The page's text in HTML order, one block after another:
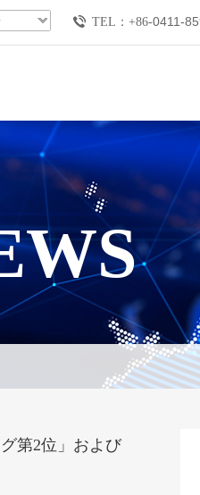
TEL： +86-0411-
第2位」および